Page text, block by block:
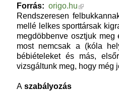
Forrás: origo.hu
Rendszeresen
mellé lelkes sporttársak
megdöbbenve osztjuk
most nemcsak a (kóla
bébiételeket és más,
vizsgáltunk meg, hogy még
A szabályozás